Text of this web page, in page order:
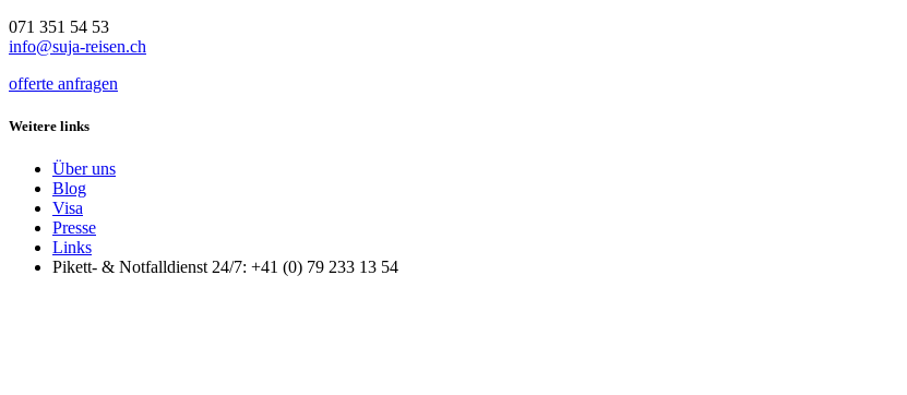
071 351 54 53
info@suja-reisen.ch
offerte anfragen
Weitere links
Über uns
Blog
Visa
Presse
Links
Pikett- & Notfalldienst 24/7: +41 (0) 79 233 13 54